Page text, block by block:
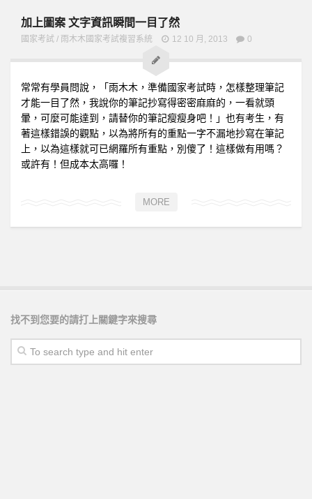
加上圖案 文字資訊瞬間一目了然
國家考試 / 雨木木國家考試複習系統 12 10 月, 2013 0
常常有學員問說，「雨木木，準備國家考試時，怎樣整理筆記
才能一目了然，我說你的筆記抄寫得密密麻麻的，一看就頭
暈，可麼可能達到，請替你的筆記瘦瘦身吧！」也有考生，有
著這樣錯誤的觀點，以為將所有的重點一字不漏地抄寫在筆記
上，以為這樣就可已網羅所有重點，別傻了！這樣做有用嗎？
或許有！但成本太高囉！
MORE
找不到您要的請打上關鍵字來搜尋